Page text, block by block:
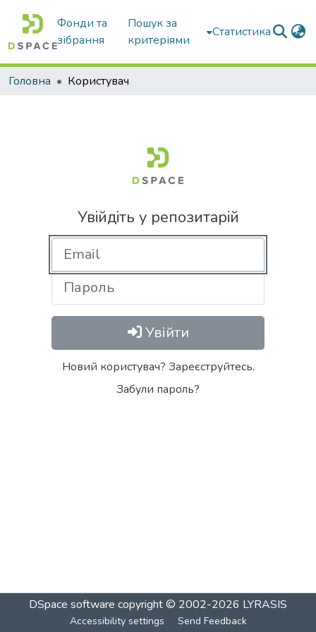
Фонди та
зібрання
Пошук за
критеріями
Статистика
Головна Користувач
Увійдіть у репозитарій
Увійти
Новий користувач? Зареєструйтесь.
Забули пароль?
DSpace software copyright © 2002-2026 LYRASIS
Accessibility settings Send Feedback